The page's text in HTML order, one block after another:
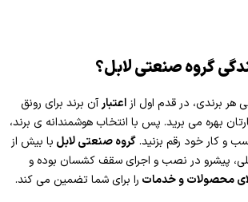
گروه صنعتی لابل؟
هر برندی، در قدم اول از اعتبارآن برند برای رونق
بهره می برید. پس با انتخاب هوشمندانه ی برند،
و کار خود رقم بزنید.گروه صنعتی لابل با بیش از
محصولات و خدمات را برای شما تضمین می کند.